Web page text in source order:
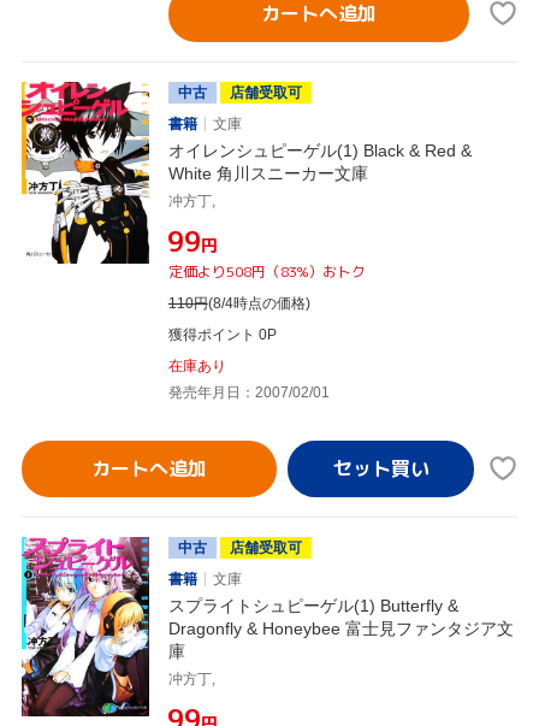
カートへ追加
中古
店舗受取可
書籍
文庫
オイレンシュピーゲル(1) Black & Red &
White 角川スニーカー文庫
冲方丁,
¥99円
定価より508円（83%）おトク
110円(8/4時点の価格)
獲得ポイント 0P
在庫あり
発売年月日：2007/02/01
カートへ追加
中古
店舗受取可
書籍
文庫
スプライトシュピーゲル(1) Butterfly &
Dragonfly & Honeybee 富士見ファンタジア文
庫
冲方丁,